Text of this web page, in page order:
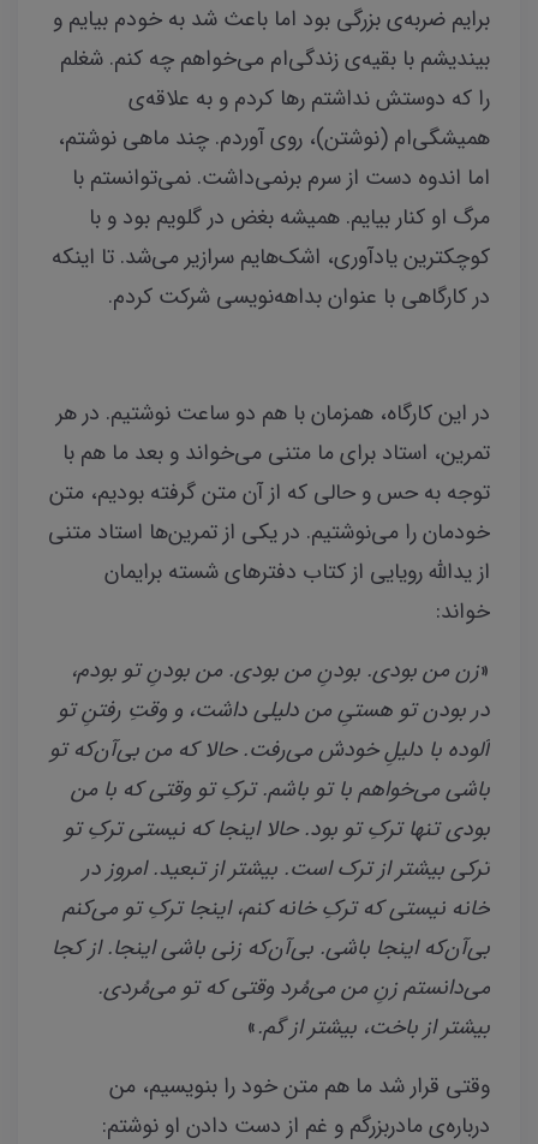
برایم ضربه‌ی بزرگی بود اما باعث شد به خودم بیایم و
بیندیشم با بقیه‌ی زندگی‌ام می‌خواهم چه کنم. شغلم
را که دوستش نداشتم رها کردم و به علاقه‌ی
همیشگی‌ام (نوشتن)، روی آوردم. چند ماهی نوشتم،
اما اندوه دست از سرم برنمی‌داشت. نمی‌توانستم با
مرگ او کنار بیایم. همیشه بغض در گلویم بود و با
کوچکترین یادآوری، اشک‌هایم سرازیر می‌شد. تا اینکه
در کارگاهی با عنوان بداهه‌نویسی شرکت کردم.
در این کارگاه، همزمان با هم دو ساعت نوشتیم. در هر
تمرین، استاد برای ما متنی می‌خواند و بعد ما هم با
توجه به حس و حالی که از آن متن گرفته بودیم، متن
خودمان را می‌نوشتیم. در یکی از تمرین‌ها استاد متنی
از یدالله رویایی از کتاب دفترهای شسته برایمان
خواند:
«زن من بودی. بودنِ من بودی. من بودنِ تو بودم،
در بودن تو هستیِ من دلیلی داشت، و وقتِ رفتنِ تو
آلوده با دلیلِ خودش می‌رفت. حالا که من بی‌آن‌که تو
باشی می‌خواهم با تو باشم. ترکِ تو وقتی که با من
بودی تنها ترکِ تو بود. حالا اینجا که نیستی ترکِ تو
ترکی بیشتر از ترک است. بیشتر از تبعید. امروز در
خانه نیستی که ترکِ خانه کنم، اینجا ترکِ تو می‌کنم
بی‌آن‌که اینجا باشی. بی‌آن‌که زنی باشی اینجا. از کجا
می‌دانستم زنِ من می‌مُرد وقتی که تو می‌مُردی.
بیشتر از باخت، بیشتر از گم.»
وقتی قرار شد ما هم متن خود را بنویسیم، من
درباره‌ی مادربزرگم و غم از دست دادن او نوشتم: